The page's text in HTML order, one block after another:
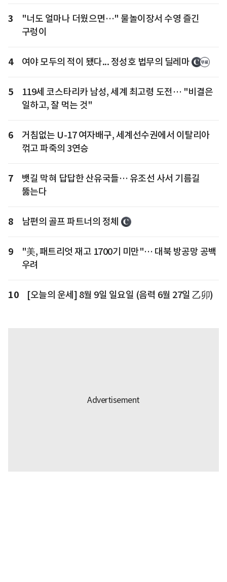
3
"너도 얼마나 더웠으면…" 물놀이장서 수영 즐긴
구렁이
4 여야 모두의 적이 됐다... 정성호 법무의 딜레마
5
119세 코스타리카 남성, 세계 최고령 도전… "비결은
일하고, 잘 먹는 것"
6
거침없는 U-17 여자배구, 세계선수권에서 이탈리아
꺾고 파죽의 3연승
7
뱃길 막혀 답답한 산유국들… 유조선 사서 기름길
뚫는다
8 남편의 골프 파트너의 정체
9
"美, 패트리엇 재고 1700기 미만"… 대북 방공망 공백
우려
10 [오늘의 운세] 8월 9일 일요일 (음력 6월 27일 乙卯)